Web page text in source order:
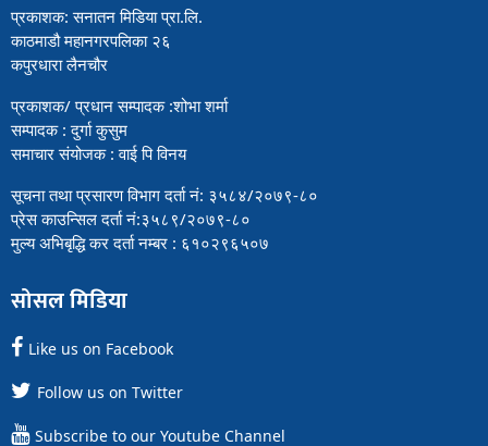
प्रकाशक: सनातन मिडिया प्रा.लि.
काठमाडौ महानगरपलिका २६
कपुरधारा लैनचौर
प्रकाशक/ प्रधान सम्पादक :शोभा शर्मा
सम्पादक : दुर्गा कुसुम
समाचार संयोजक : वाई पि विनय
सूचना तथा प्रसारण विभाग दर्ता नं: ३५८४/२०७९-८०
प्रेस काउन्सिल दर्ता नं:३५८९/२०७९-८०
मुल्य अभिबृद्धि कर दर्ता नम्बर : ६१०२९६५०७
सोसल मिडिया
Like us on Facebook
Follow us on Twitter
Subscribe to our Youtube Channel